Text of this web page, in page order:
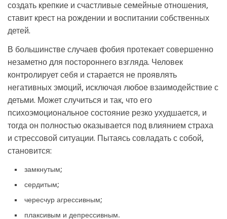
создать крепкие и счастливые семейные отношения,
ставит крест на рождении и воспитании собственных
детей.
В большинстве случаев фобия протекает совершенно
незаметно для постороннего взгляда. Человек
контролирует себя и старается не проявлять
негативных эмоций, исключая любое взаимодействие с
детьми. Может случиться и так, что его
психоэмоциональное состояние резко ухудшается, и
тогда он полностью оказывается под влиянием страха
и стрессовой ситуации. Пытаясь совладать с собой,
становится:
замкнутым;
сердитым;
чересчур агрессивным;
плаксивым и депрессивным.